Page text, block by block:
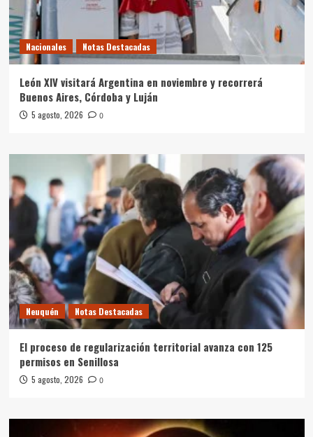
Nacionales Notas Destacadas
León XIV visitará Argentina en noviembre y recorrerá
Buenos Aires, Córdoba y Luján
5 agosto, 2026 0
Neuquén Notas Destacadas
El proceso de regularización territorial avanza con 125
permisos en Senillosa
5 agosto, 2026 0